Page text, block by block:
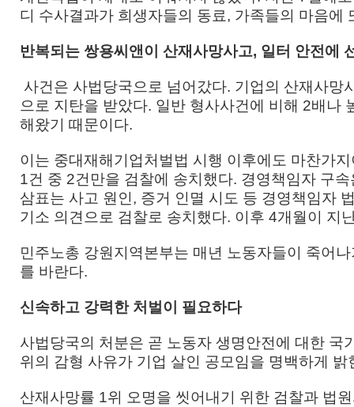
디 수사결과가 희생자들의 동료, 가족들의 마음에
반복되는 쌍용씨앤이 산재사망사고, 일터 안전에
사건은 사법당국으로 넘어갔다. 기업의 산재사
으로 지탄을 받았다. 일반 형사사건에 비해 2배나
해왔기 때문이다.
이는 중대재해기업처벌법 시행 이후에도 마찬가
1건 중 2건만을 검찰에 송치했다. 경영책임자 구
삼표는 사고 원인, 증거 인멸 시도 등 경영책임자
기소 의견으로 검찰로 송치했다. 이후 4개월이 지
민주노총 강원지역본부는 매년 노동자들이 죽어
를 바란다.
신속하고 강력한 처벌이 필요하다
사법당국의 처분은 곧 노동자 생명안전에 대한 국
위의 감형 사유가 기업 살인 공모임을 명백하게
산재사망률 1위 오명을 씻어내기 위한 검찰과 법